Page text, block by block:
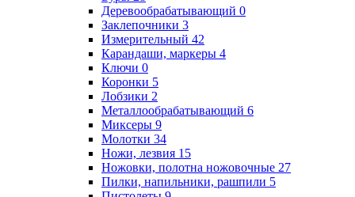
Деревообрабатывающий 0
Заклепочники 3
Измерительный 42
Карандаши, маркеры 4
Ключи 0
Коронки 5
Лобзики 2
Металлообрабатывающий 6
Миксеры 9
Молотки 34
Ножи, лезвия 15
Ножовки, полотна ножовочные 27
Пилки, напильники, рашпили 5